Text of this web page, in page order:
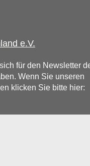
e.V.
für den Newsletter
Wenn Sie unseren
klicken Sie bitte hier: